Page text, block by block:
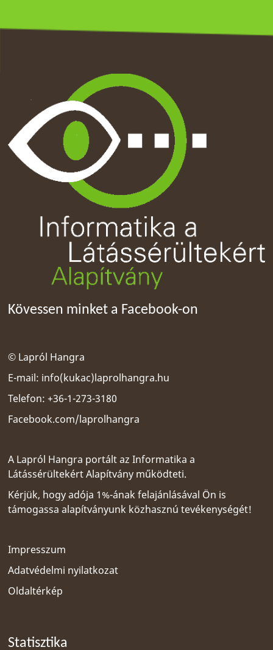
Kövessen minket a Facebook-on
© Lapról Hangra
E-mail: info(kukac)laprolhangra.hu
Telefon: +36-1-273-3180
Facebook.com/laprolhangra
A Lapról Hangra portált azInformatika a
Látássérültekért Alapítvány működteti.
Kérjük, hogy adója 1%-ának felajánlásával Ön is
támogassa alapítványunk közhasznú tevékenységét!
Impresszum
Adatvédelmi nyilatkozat
Oldaltérkép
Statisztika